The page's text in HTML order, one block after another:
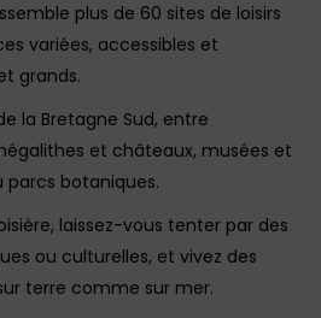
plus de 60 sites de loisirs
variées, accessibles et
grands.
la Bretagne Sud, entre
et châteaux, musées et
botaniques.
laissez-vous tenter par des
ou culturelles, et vivez des
terre comme sur mer.